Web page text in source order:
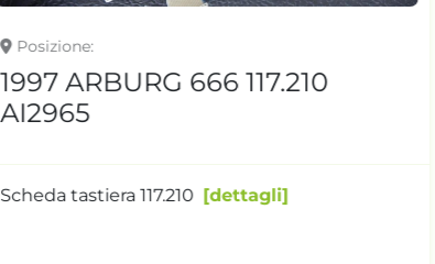
Posizione
1999 ARBURG 661 AI1807
ALLROUNDER - ARBURG Modello: 661, SN: